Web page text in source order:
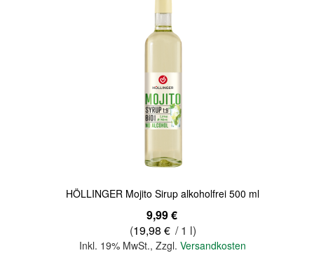
HÖLLINGER Mojito Sirup alkoholfrei 500 ml
9,99 €
(19,98 € / 1 l)
Inkl. 19% MwSt.,Zzgl.Versandkosten